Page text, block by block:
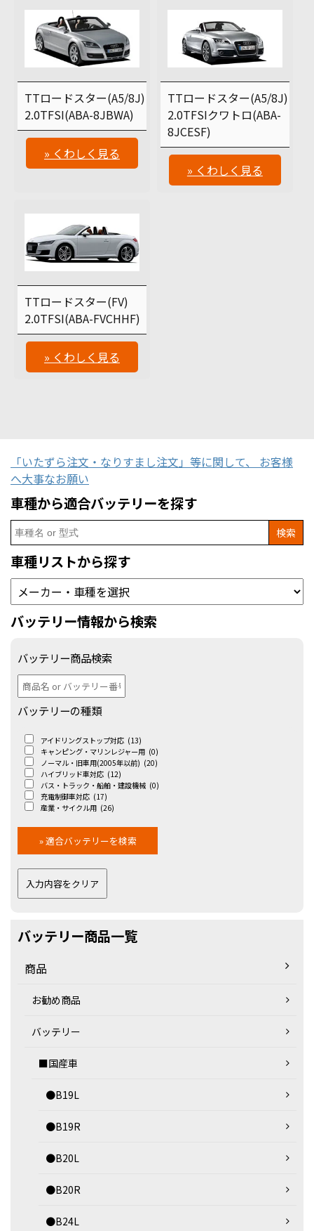
TTロードスター(A5/8J)
2.0TFSI(ABA-8JBWA)
» くわしく見る
TTロードスター(A5/8J)
2.0TFSIクワトロ(ABA-
8JCESF)
» くわしく見る
TTロードスター(FV)
2.0TFSI(ABA-FVCHHF)
» くわしく見る
「いたずら注文・なりすまし注文」等に関して、 お客様
へ大事なお願い
車種から適合バッテリーを探す
Search
for:
車種リストから探す
バッテリー情報から検索
バッテリー商品検索
バッテリーの種類
アイドリングストップ対応 (13)
キャンピング・マリンレジャー用 (0)
ノーマル・旧車用(2005年以前) (20)
ハイブリッド車対応 (12)
バス・トラック・船舶・建設機械 (0)
充電制御車対応 (17)
産業・サイクル用 (26)
バッテリー商品一覧
商品
お勧め商品
バッテリー
■国産車
●B19L
●B19R
●B20L
●B20R
●B24L